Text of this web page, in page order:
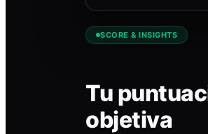
SCORE & INSIGHTS
Tu
objetiva